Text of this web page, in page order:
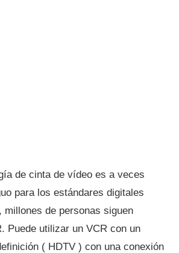
de cinta de vídeo es a veces
para los estándares digitales
millones de personas siguen
Puede utilizar un VCR con un
( HDTV ) con una conexión